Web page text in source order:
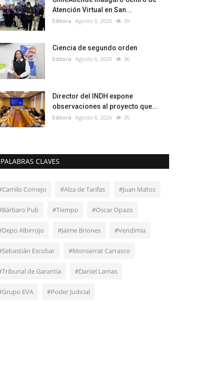
Atención Virtual en San...
Editora Agosto 6, 2026 39
Ciencia de segundo orden
Editora Agosto 6, 2026 36
Director del INDH expone
observaciones al proyecto que...
Editora Agosto 6, 2026 35
PALABRAS CLAVES
Cornejo #Alza de Tarifas #Juan Matos
Pub #Tiempo #Oscar Opazo
Albirrojo #Jaime Briones #Vendimia
Escobar #Monserrat Carrasco
de Garantía #Daniel Lamas
EVA #Poder Judicial